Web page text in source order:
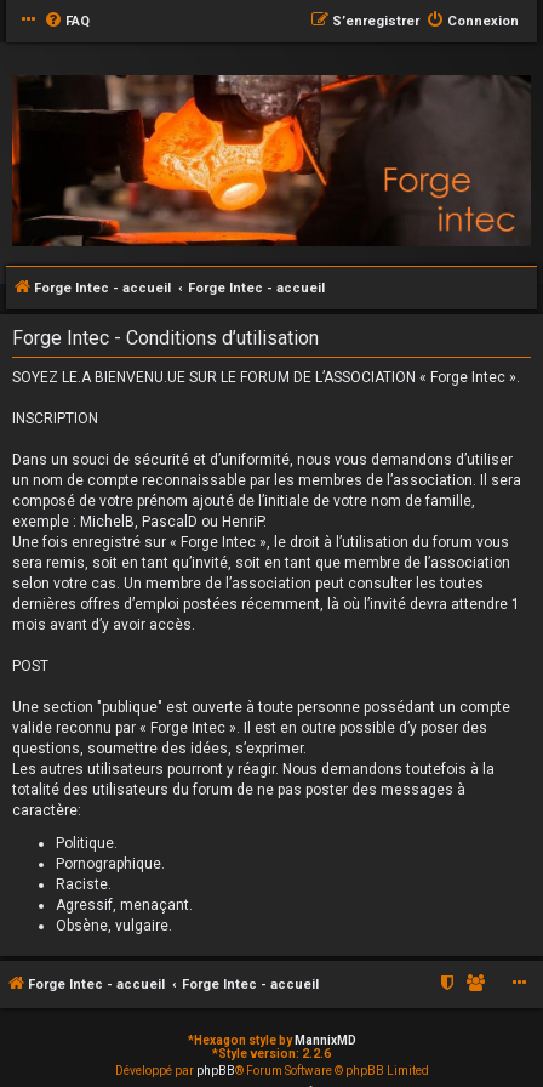
FAQ Connexion
S’enregistrer
Forge Intec - accueil Forge Intec - accueil
Forge Intec - Conditions d’utilisation
SOYEZ LE.A BIENVENU.UE SUR LE FORUM DE L’ASSOCIATION « Forge Intec ».
INSCRIPTION
Dans un souci de sécurité et d’uniformité, nous vous demandons d’utiliser
un nom de compte reconnaissable par les membres de l’association. Il sera
composé de votre prénom ajouté de l’initiale de votre nom de famille,
exemple : MichelB, PascalD ou HenriP.
Une fois enregistré sur « Forge Intec », le droit à l’utilisation du forum vous
sera remis, soit en tant qu’invité, soit en tant que membre de l’association
selon votre cas. Un membre de l’association peut consulter les toutes
dernières offres d’emploi postées récemment, là où l’invité devra attendre 1
mois avant d’y avoir accès.
POST
Une section "publique" est ouverte à toute personne possédant un compte
valide reconnu par « Forge Intec ». Il est en outre possible d’y poser des
questions, soumettre des idées, s’exprimer.
Les autres utilisateurs pourront y réagir. Nous demandons toutefois à la
totalité des utilisateurs du forum de ne pas poster des messages à
caractère:
Politique.
Pornographique.
Raciste.
Agressif, menaçant.
Obsène, vulgaire.
Forge Intec - accueil Forge Intec - accueil
*Hexagon style by MannixMD
*Style version: 2.2.6
Développé par phpBB® Forum Software © phpBB Limited